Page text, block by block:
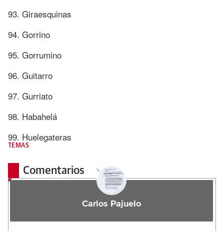
93. Giraesquinas
94. Gorrino
95. Gorrumino
96. Guitarro
97. Gurriato
98. Habahelá
99. Huelegateras
TEMAS
Comentarios
Carlos Pajuelo